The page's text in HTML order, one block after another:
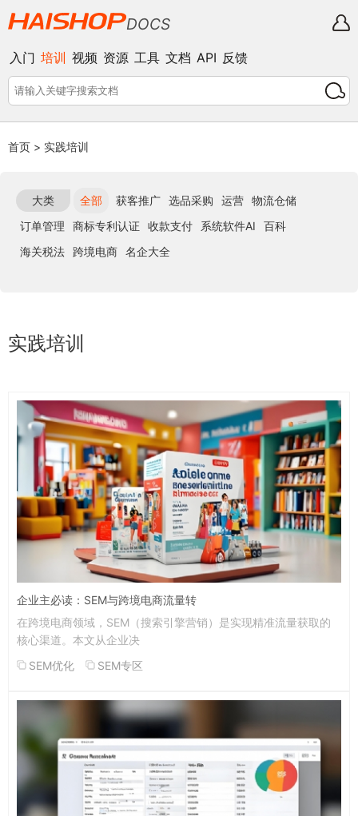
DOCS
入门 培训 视频 资源 工具 文档 API 反馈
首页 > 实践培训
大类 全部 获客推广 选品采购 运营 物流仓储
订单管理
商标专利认证 收款支付 系统软件AI
百科
海关税法 跨境电商 名企大全
实践培训
企业主必读：SEM与跨境电商流量转
在跨境电商领域，SEM（搜索引擎营销）是实现精准流量获取的
核心渠道。本文从企业决
SEM优化
SEM专区